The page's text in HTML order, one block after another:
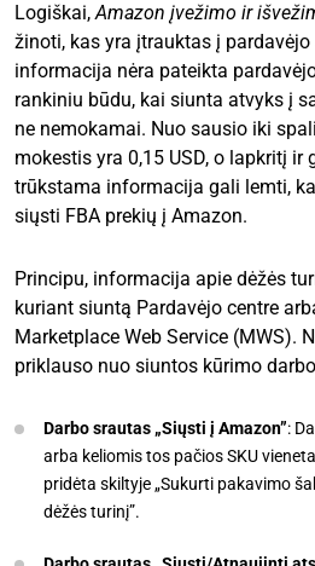
Logiškai,Amazon įvežimo ir
žinoti, kas yra įtrauktas į
informacija nėra pateikta
rankiniu būdu, kai siunta atvyks į
ne nemokamai. Nuo sausio iki
mokestis yra 0,15 USD, o lapkritį ir
trūkstama informacija gali lemti,
siųsti FBA prekių į Amazon.
Principu, informacija apie dėžės
kuriant siuntą Pardavėjo centre
Marketplace Web Service (MWS).
priklauso nuo siuntos kūrimo
Darbo srautas „Siųsti į Amazon”:
arba keliomis tos pačios SKU
pridėta skiltyje „Sukurti pakavimo
dėžės turinį”.